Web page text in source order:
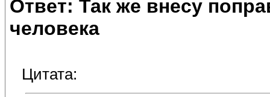
Ответ: Так же внесу
человека
Цитата: